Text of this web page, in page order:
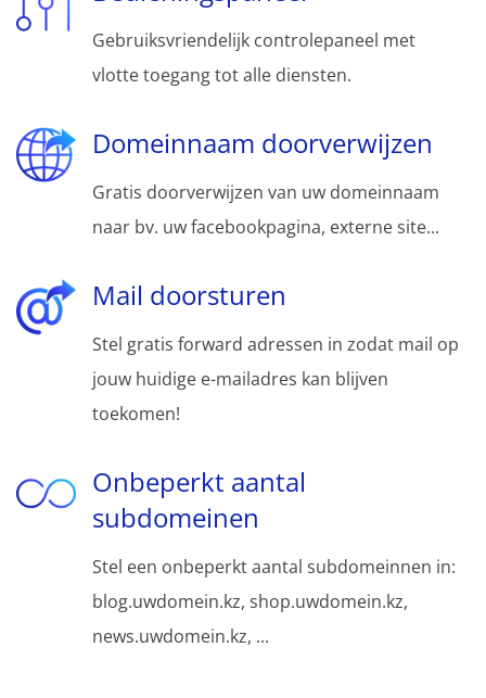
Gebruiksvriendelijk controlepaneel met
vlotte toegang tot alle diensten.
Domeinnaam doorverwijzen
Gratis doorverwijzen van uw domeinnaam
naar bv. uw facebookpagina, externe site...
Mail doorsturen
Stel gratis forward adressen in zodat mail op
jouw huidige e-mailadres kan blijven
toekomen!
Onbeperkt aantal
subdomeinen
Stel een onbeperkt aantal subdomeinnen in:
blog.uwdomein.kz, shop.uwdomein.kz,
news.uwdomein.kz, ...